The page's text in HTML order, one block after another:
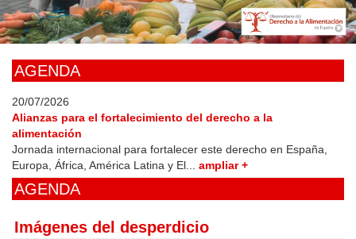
Skip
to
main
AGENDA
20/07/2026
Alianzas para el fortalecimiento del derecho a la
alimentación
Jornada internacional para fortalecer este derecho en España,
Europa, África, América Latina y El... ampliar +
AGENDA
Imágenes del desperdicio